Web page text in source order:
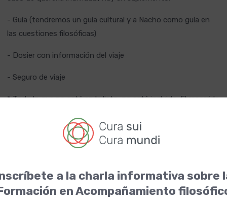
- Guía (tendremos un guía cultural y a Nacho como guía en
las cuestiones filosóficas)
- Dosier con información del viaje
- Seguro de viaje
* Todo lo que no está en la lista, no está incluido. El recorrido
* Una vez hecha la reserva, no se devolverá el importe
Aprox: 575€ (aún por concretar)
a la charla informativa sobre
en Acompañamiento